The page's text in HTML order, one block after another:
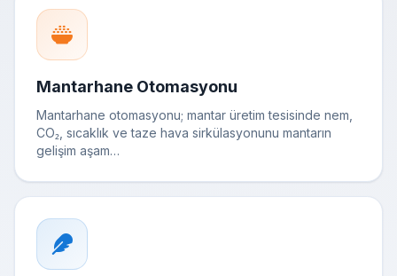
Mantarhane Otomasyonu
Mantarhane otomasyonu; mantar üretim tesisinde nem,
CO₂, sıcaklık ve taze hava sirkülasyonunu mantarın
gelişim aşam…